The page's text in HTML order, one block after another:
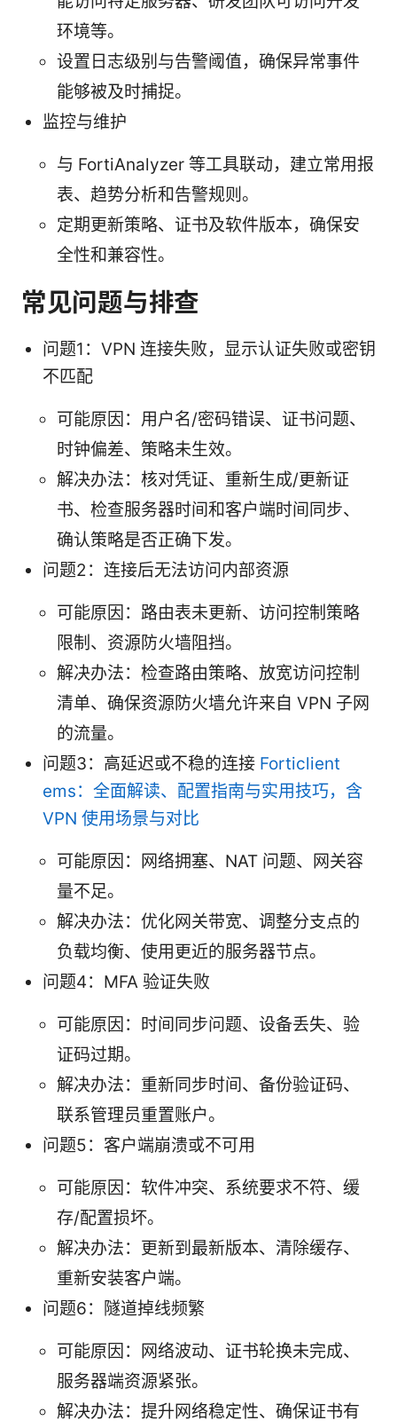
环境等。
设置日志级别与告警阈值，确保异常事件
能够被及时捕捉。
监控与维护
与 FortiAnalyzer 等工具联动，建立常用报
表、趋势分析和告警规则。
定期更新策略、证书及软件版本，确保安
全性和兼容性。
常见问题与排查
问题1：VPN 连接失败，显示认证失败或密钥
不匹配
可能原因：用户名/密码错误、证书问题、
时钟偏差、策略未生效。
解决办法：核对凭证、重新生成/更新证
书、检查服务器时间和客户端时间同步、
确认策略是否正确下发。
问题2：连接后无法访问内部资源
可能原因：路由表未更新、访问控制策略
限制、资源防火墙阻挡。
解决办法：检查路由策略、放宽访问控制
清单、确保资源防火墙允许来自 VPN 子网
的流量。
问题3：高延迟或不稳的连接 Forticlient
ems：全面解读、配置指南与实用技巧，含
VPN 使用场景与对比
可能原因：网络拥塞、NAT 问题、网关容
量不足。
解决办法：优化网关带宽、调整分支点的
负载均衡、使用更近的服务器节点。
问题4：MFA 验证失败
可能原因：时间同步问题、设备丢失、验
证码过期。
解决办法：重新同步时间、备份验证码、
联系管理员重置账户。
问题5：客户端崩溃或不可用
可能原因：软件冲突、系统要求不符、缓
存/配置损坏。
解决办法：更新到最新版本、清除缓存、
重新安装客户端。
问题6：隧道掉线频繁
可能原因：网络波动、证书轮换未完成、
服务器端资源紧张。
解决办法：提升网络稳定性、确保证书有